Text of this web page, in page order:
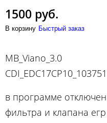
1500 руб.
В корзину Быстрый заказ
MB_Viano_3.0
в программе
фильтра и клапана